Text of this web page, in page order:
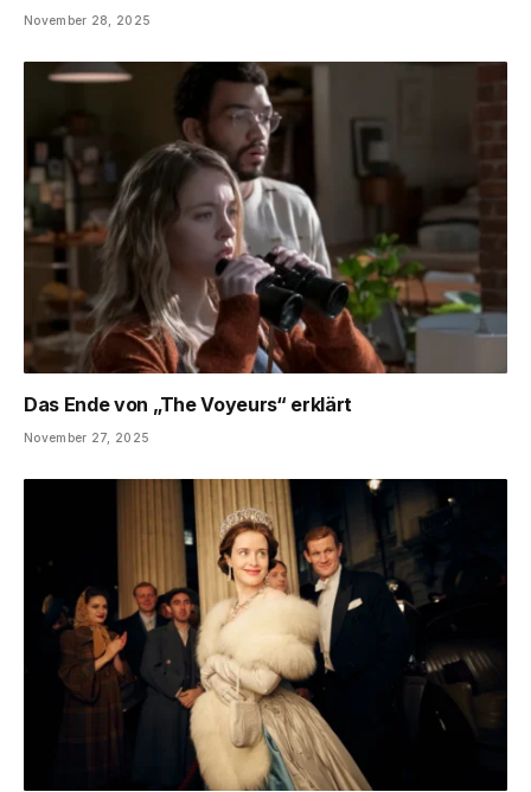
November 28, 2025
Das Ende von „The Voyeurs“ erklärt
November 27, 2025